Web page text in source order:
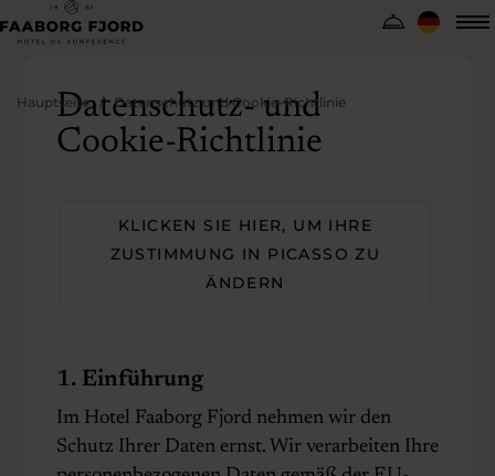
Hauptseite Datenschutz und Cookie-Richtlinie
Datenschutz- und
Cookie-Richtlinie
KLICKEN SIE HIER, UM IHRE
ZUSTIMMUNG IN PICASSO ZU
ÄNDERN
1. Einführung
Im Hotel Faaborg Fjord nehmen wir den
Schutz Ihrer Daten ernst. Wir verarbeiten Ihre